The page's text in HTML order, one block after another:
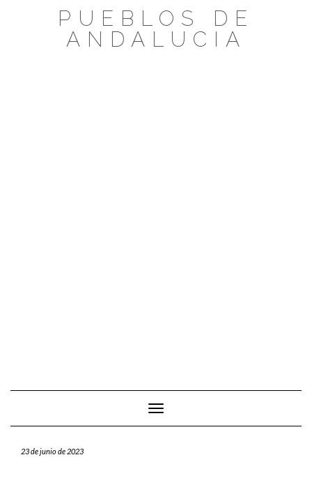
PUEBLOS DE
ANDALUCIA
Cambiar modo de navegación
23 de junio de 2023